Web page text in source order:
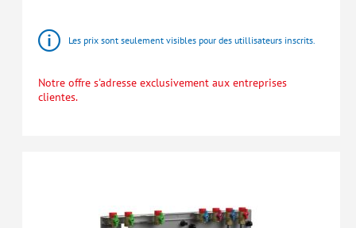
Les prix sont seulement visibles pour des utillisateurs inscrits.
Notre offre s'adresse exclusivement aux entreprises
clientes.